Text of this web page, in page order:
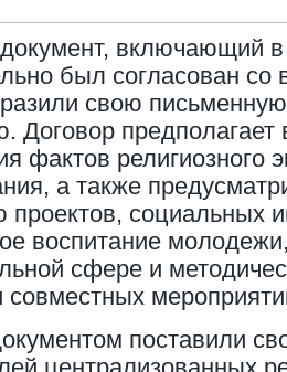
включающий в
был согласован
свою
Договор
фактов религиозного
а также
проектов, социальных
воспитание
сфере и
совместных
поставили